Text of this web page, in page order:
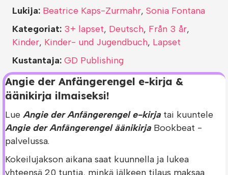
Angie der Anfängerengel e-kirja &
äänikirja ilmaiseksi!
Lue Angie der Anfängerengel e-kirja tai kuuntele
Angie der Anfängerengel äänikirja Bookbeat -
palvelussa.
Kokeilujakson aikana saat kuunnella ja lukea
yhteensä 20 tuntia, minkä jälkeen tilaus maksaa
Lukija: Beatrice Kaps-Zurmahr, Sonia Fontana
Kategoriat: 3+ lapset, Deutsch, Från 3 år,
Kinder, Kinder- und Jugendbuch, Lapset
Kustantaja: GD Publishing